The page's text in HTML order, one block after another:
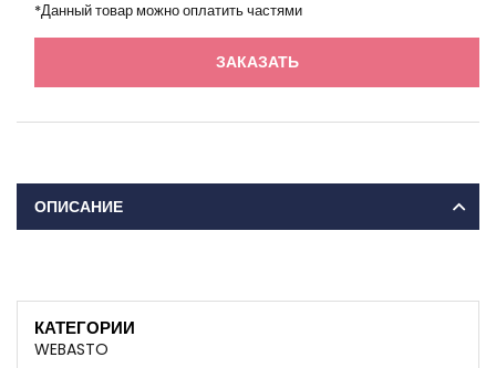
*Данный товар можно оплатить частями
ЗАКАЗАТЬ
ОПИСАНИЕ
КАТЕГОРИИ
WEBASTO